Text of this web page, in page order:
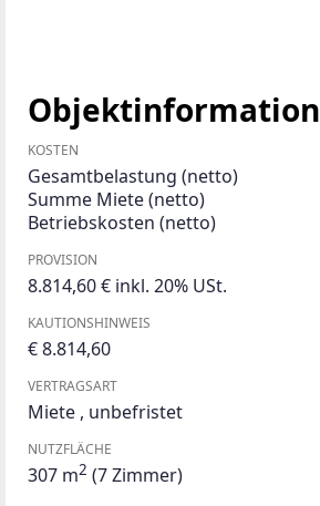
Objektinformation
KOSTEN
Gesamtbelastung (netto)
Summe Miete (netto)
Betriebskosten (netto)
PROVISION
8.814,60 € inkl. 20% USt.
KAUTIONSHINWEIS
€ 8.814,60
VERTRAGSART
Miete , unbefristet
NUTZFLÄCHE
307 m2 (7 Zimmer)